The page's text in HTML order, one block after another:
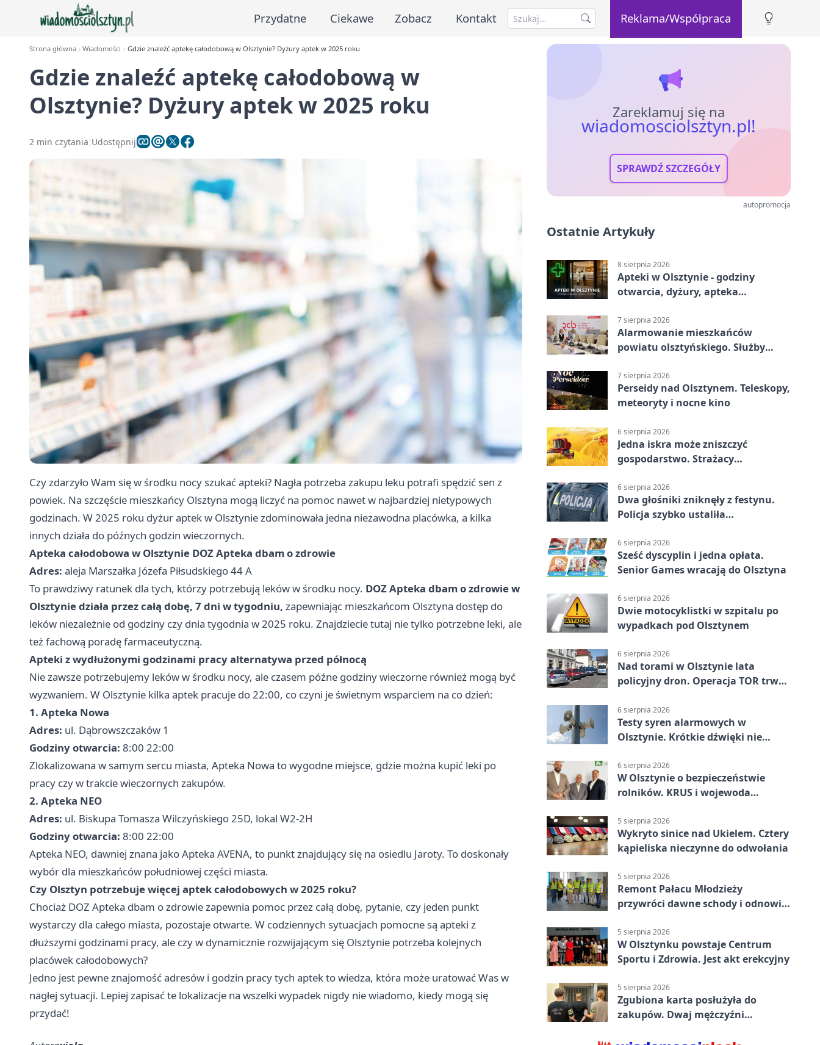
Przydatne Ciekawe Zobacz Kontakt Reklama/Współpraca
Strona główna Wiadomości Gdzie znaleźć aptekę całodobową w Olsztynie? Dyżury aptek w 2025 roku
Gdzie znaleźć aptekę całodobową w
Olsztynie? Dyżury aptek w 2025 roku
2 min czytania Udostępnij
Czy zdarzyło Wam się w środku nocy szukać apteki? Nagła potrzeba zakupu leku potrafi spędzić sen z
powiek. Na szczęście mieszkańcy Olsztyna mogą liczyć na pomoc nawet w najbardziej nietypowych
godzinach. W 2025 roku dyżur aptek w Olsztynie zdominowała jedna niezawodna placówka, a kilka
innych działa do późnych godzin wieczornych.
Apteka całodobowa w Olsztynie DOZ Apteka dbam o zdrowie
Adres: aleja Marszałka Józefa Piłsudskiego 44 A
To prawdziwy ratunek dla tych, którzy potrzebują leków w środku nocy. DOZ Apteka dbam o zdrowie w
Olsztynie działa przez całą dobę, 7 dni w tygodniu, zapewniając mieszkańcom Olsztyna dostęp do
leków niezależnie od godziny czy dnia tygodnia w 2025 roku. Znajdziecie tutaj nie tylko potrzebne leki, ale
też fachową poradę farmaceutyczną.
Apteki z wydłużonymi godzinami pracy alternatywa przed północą
Nie zawsze potrzebujemy leków w środku nocy, ale czasem późne godziny wieczorne również mogą być
wyzwaniem. W Olsztynie kilka aptek pracuje do 22:00, co czyni je świetnym wsparciem na co dzień:
1. Apteka Nowa
Adres: ul. Dąbrowszczaków 1
Godziny otwarcia: 8:00 22:00
Zlokalizowana w samym sercu miasta, Apteka Nowa to wygodne miejsce, gdzie można kupić leki po
pracy czy w trakcie wieczornych zakupów.
2. Apteka NEO
Adres: ul. Biskupa Tomasza Wilczyńskiego 25D, lokal W2-2H
Godziny otwarcia: 8:00 22:00
Apteka NEO, dawniej znana jako Apteka AVENA, to punkt znajdujący się na osiedlu Jaroty. To doskonały
wybór dla mieszkańców południowej części miasta.
Czy Olsztyn potrzebuje więcej aptek całodobowych w 2025 roku?
Chociaż DOZ Apteka dbam o zdrowie zapewnia pomoc przez całą dobę, pytanie, czy jeden punkt
wystarczy dla całego miasta, pozostaje otwarte. W codziennych sytuacjach pomocne są apteki z
dłuższymi godzinami pracy, ale czy w dynamicznie rozwijającym się Olsztynie potrzeba kolejnych
placówek całodobowych?
Jedno jest pewne znajomość adresów i godzin pracy tych aptek to wiedza, która może uratować Was w
nagłej sytuacji. Lepiej zapisać te lokalizacje na wszelki wypadek nigdy nie wiadomo, kiedy mogą się
przydać!
Zareklamuj się na
wiadomosciolsztyn.pl!
SPRAWDŹ SZCZEGÓŁY
autopromocja
Ostatnie Artykuły
8 sierpnia 2026
Apteki w Olsztynie - godziny
otwarcia, dyżury, apteka
7 sierpnia 2026
Alarmowanie mieszkańców
powiatu olsztyńskiego. Służby
7 sierpnia 2026
Perseidy nad Olsztynem. Teleskopy,
meteoryty i nocne kino
6 sierpnia 2026
Jedna iskra może zniszczyć
gospodarstwo. Strażacy
6 sierpnia 2026
Dwa głośniki zniknęły z festynu.
Policja szybko ustaliła
6 sierpnia 2026
Sześć dyscyplin i jedna opłata.
Senior Games wracają do Olsztyna
6 sierpnia 2026
Dwie motocyklistki w szpitalu po
wypadkach pod Olsztynem
6 sierpnia 2026
Nad torami w Olsztynie lata
policyjny dron. Operacja TOR trwa
6 sierpnia 2026
Testy syren alarmowych w
Olsztynie. Krótkie dźwięki nie
6 sierpnia 2026
W Olsztynie o bezpieczeństwie
rolników. KRUS i wojewoda
5 sierpnia 2026
Wykryto sinice nad Ukielem. Cztery
kąpieliska nieczynne do odwołania
5 sierpnia 2026
Remont Pałacu Młodzieży
przywróci dawne schody i odnowi
5 sierpnia 2026
W Olsztynku powstaje Centrum
Sportu i Zdrowia. Jest akt erekcyjny
5 sierpnia 2026
Zgubiona karta posłużyła do
zakupów. Dwaj mężczyźni